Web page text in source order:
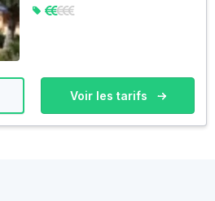
Voir les tarifs